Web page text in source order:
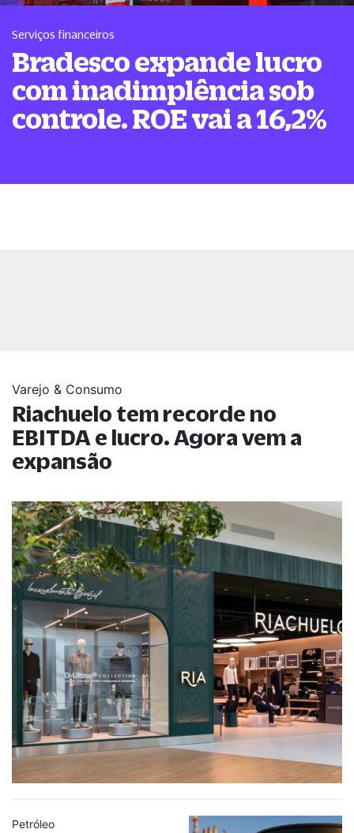
Serviços financeiros
Bradesco expande lucro
com inadimplência sob
controle. ROE vai a 16,2%
Varejo & Consumo
Riachuelo tem recorde no
EBITDA e lucro. Agora vem a
expansão
Petróleo